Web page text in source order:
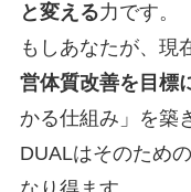
と変える力です。
もしあなたが、現
営体質改善を目標
かる仕組み」を築
DUALはそのための